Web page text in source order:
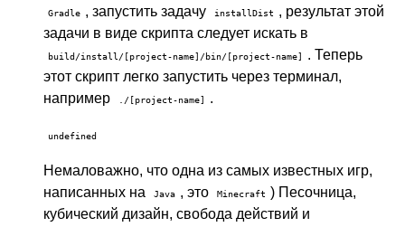
Gradle , запустить задачу installDist , результат этой
задачи в виде скрипта следует искать в
build/install/[project-name]/bin/[project-name]
. Теперь
этот скрипт легко запустить через терминал,
например
./[project-name] .
undefined
Немаловажно, что одна из самых известных игр,
написанных на
Java , это Minecraft ) Песочница,
кубический дизайн, свобода действий и